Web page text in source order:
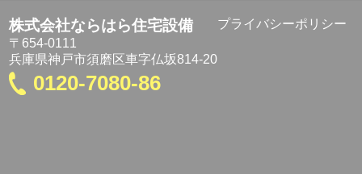
株式会社ならはら住宅設備
〒654-0111
兵庫県神戸市須磨区車字仏坂814-20
0120-7080-86
プライバシーポリシー